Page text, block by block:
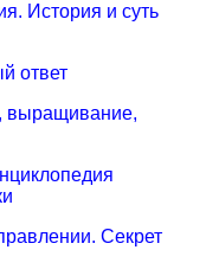
История и суть
ответ
выращивание,
Секрет